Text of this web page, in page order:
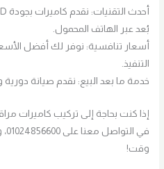
بُعد عبر الهاتف المحمول.
أسعار تنافسية: نوفر لك أفضل
التنفيذ.
خدمة ما بعد البيع: نقدم صيانة
إذا كنت بحاجة إلى تركيب كاميرات
وقت!